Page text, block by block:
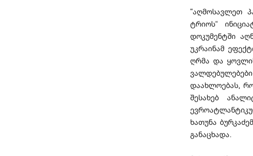
"აღმოსავლეთ
ტრიოს“
დოკუმენტში
უკრაინამ
ღრმა და
დაახლოებას,
შესახებ
ხათუნა
განაცხადა.